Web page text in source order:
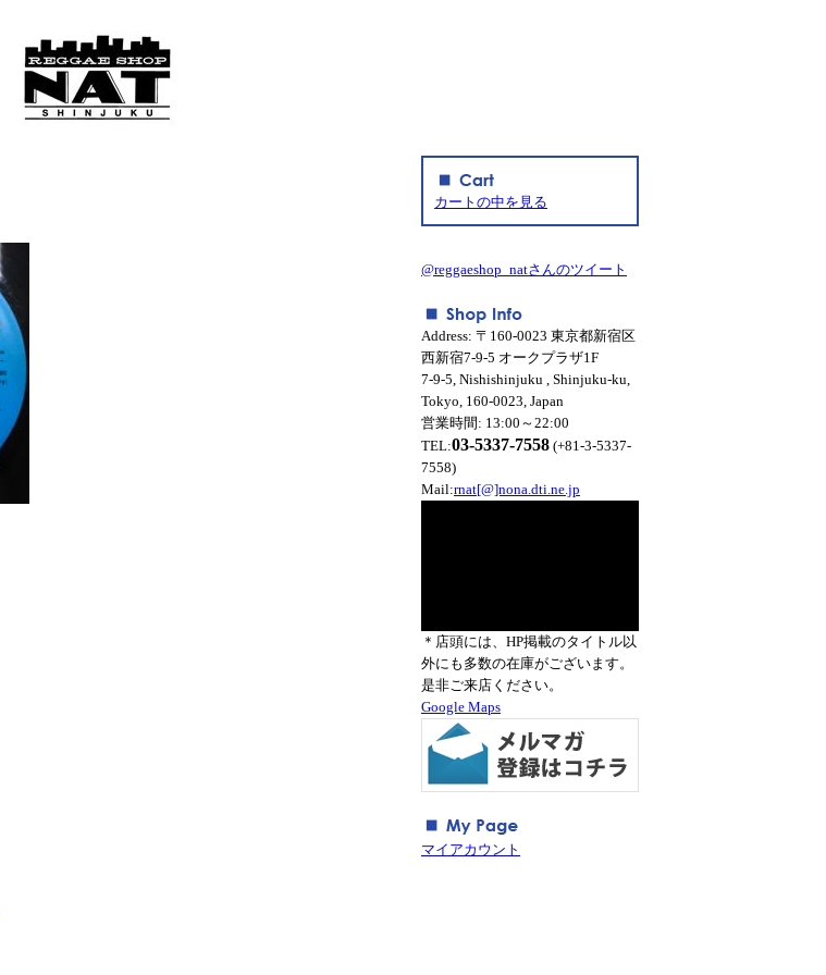
カートの中を見る
@reggaeshop_natさんのツイート
Address: 〒160-0023 東京都新宿区
西新宿7-9-5 オークプラザ1F
7-9-5, Nishishinjuku , Shinjuku-ku,
Tokyo, 160-0023, Japan
営業時間: 13:00～22:00
TEL:03-5337-7558 (+81-3-5337-
7558)
Mail:rnat[@]nona.dti.ne.jp
＊店頭には、HP掲載のタイトル以
外にも多数の在庫がございます。
是非ご来店ください。
Google Maps
マイアカウント